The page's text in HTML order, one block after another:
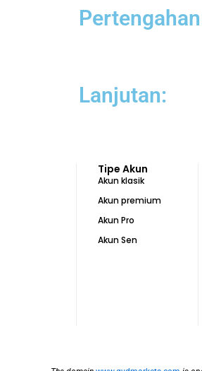
Lanjutan:
Tipe Akun
Akun klasik
Akun premium
Akun Pro
Akun Sen